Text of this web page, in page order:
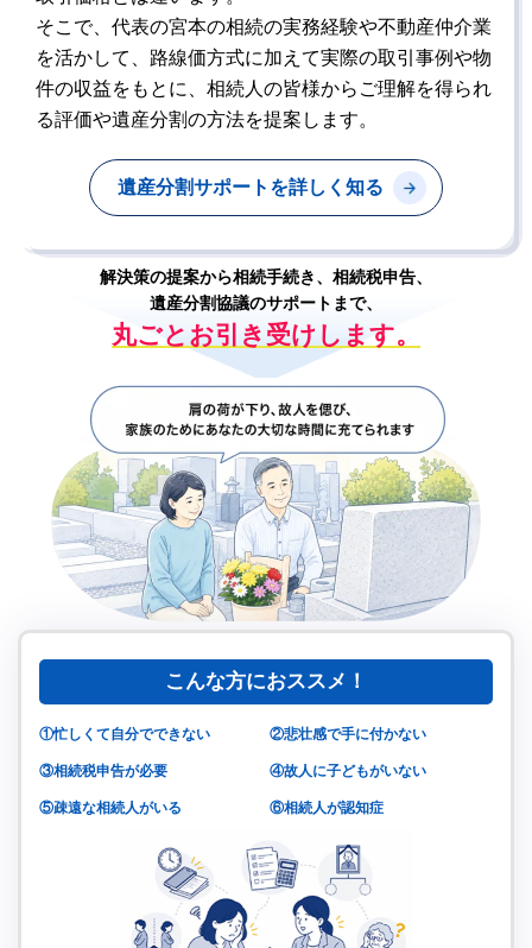
そこで、代表の宮本の相続の実務経験や不動産仲介業
を活かして、路線価方式に加えて実際の取引事例や物
件の収益をもとに、相続人の皆様からご理解を得られ
る評価や遺産分割の方法を提案します。
遺産分割サポートを詳しく知る
解決策の提案から相続手続き、相続税申告、
遺産分割協議のサポートまで、
丸ごとお引き受けします。
こんな方におススメ！
①忙しくて自分でできない ②悲壮感で手に付かない
③相続税申告が必要 ④故人に子どもがいない
⑤疎遠な相続人がいる ⑥相続人が認知症